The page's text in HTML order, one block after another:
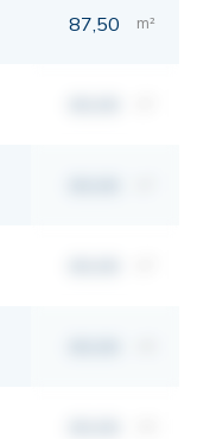
87,50 m²